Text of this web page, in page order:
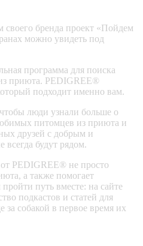
своего бренда проект «Пойдем
можно увидеть под
программа для поиска
приюта. PEDIGREE®
подходит именно вам.
люди узнали больше о
питомцев из приюта и
друзей с добрым и
будут рядом.
от PEDIGREE® не просто
а также помогает
путь вместе: на сайте
подкастов и статей для
собакой в первое время их